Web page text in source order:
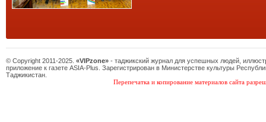
© Copyright 2011-2025. «VIPzone» - таджикский журнал для успешных людей,
приложение к газете ASIA-Plus. Зарегистрирован в Министерстве культуры
Таджикистан.
Перепечатка и копирование материалов сайта